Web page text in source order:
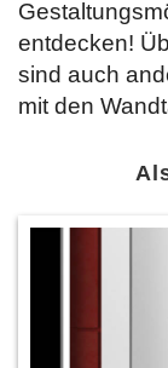
entdecken!
sind auch
mit den